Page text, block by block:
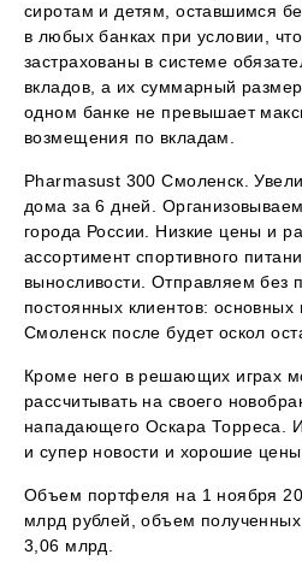
сиротам и детям, оставшимся
в любых банках при условии,
застрахованы в системе
вкладов, а их суммарный
одном банке не превышает
возмещения по вкладам.
Pharmasust 300 Смоленск.
дома за 6 дней.
города России. Низкие цены и
ассортимент спортивного
выносливости. Отправляем без
постоянных клиентов:
Смоленск после будет оскол
Кроме него в решающих играх
рассчитывать на своего
нападающего Оскара Торреса. И
и супер новости и хорошие
Объем портфеля на 1 ноября
млрд рублей, объем
3,06 млрд.